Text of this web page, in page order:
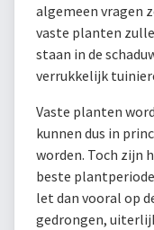
algemeen vragen
vaste planten
staan in de
verrukkelijk
Vaste planten
kunnen dus in
worden. Toch zijn
beste
let dan vooral op
gedrongen,